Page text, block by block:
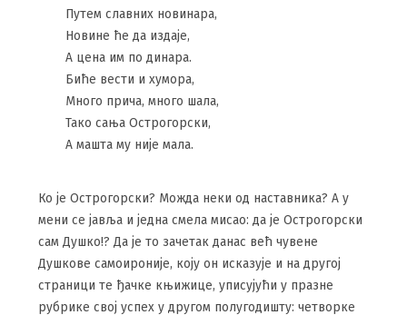
Путем славних новинара,
Новине ће да издаје,
А цена им по динара.
Биће вести и хумора,
Много прича, много шала,
Тако сања Острогорски,
А машта му није мала.
Ко је Острогорски? Можда неки од наставника? А у
мени се јавља и једна смела мисао: да је Острогорски
сам Душко!? Да је то зачетак данас већ чувене
Душкове самоироније, коју он исказује и на другој
страници те ђачке књижице, уписујући у празне
рубрике свој успех у другом полугодишту: четворке